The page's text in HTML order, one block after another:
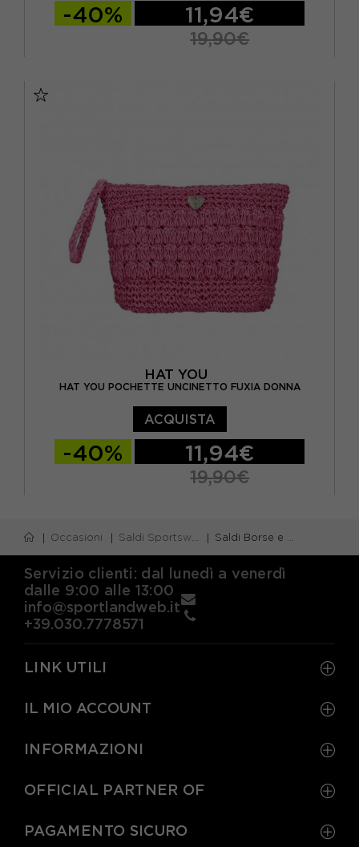
-40% 11,94€
19,90€
HAT YOU
HAT YOU POCHETTE UNCINETTO FUXIA DONNA
ACQUISTA
-40% 11,94€
19,90€
Occasioni Saldi Sportswear Saldi Borse e Zaini
Servizio clienti: dal lunedì a venerdì
dalle 9:00 alle 13:00
info@sportlandweb.it
+39.030.7778571
LINK UTILI
IL MIO ACCOUNT
INFORMAZIONI
OFFICIAL PARTNER OF
PAGAMENTO SICURO